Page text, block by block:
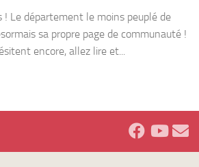
! Le département le moins peuplé de
sa propre page de communauté !
encore, allez lire et...